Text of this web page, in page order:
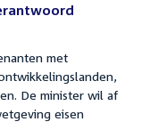
met
De minister wil af
eisen